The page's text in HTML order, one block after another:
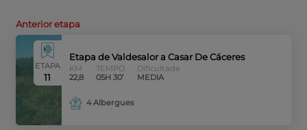
Anterior etapa
ETAPA
11
Etapa de Valdesalor a Casar De Cáceres
KM
22,8
TEMPO
05H 30’
Dificultade
MEDIA
4 Albergues